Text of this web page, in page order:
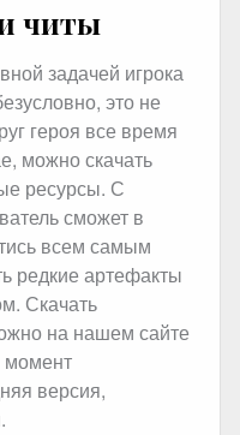
читы
задачей игрока
это не
героя все время
можно скачать
ресурсы. С
сможет в
всем самым
редкие артефакты
Скачать
на нашем сайте
момент
версия,